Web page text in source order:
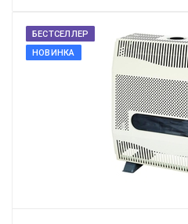
БЕСТСЕЛЛЕР
НОВИНКА